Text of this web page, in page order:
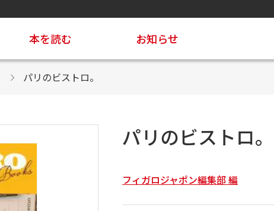
本を読む お知らせ
パリのビストロ。
パリのビストロ。
フィガロジャポン編集部 編